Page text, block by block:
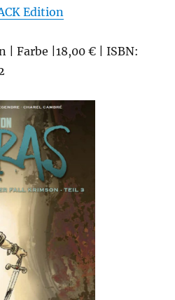
Edition
| Farbe |18,00 € | ISBN: